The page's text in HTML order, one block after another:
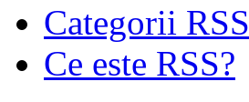
Categorii RSS
Ce este RSS?